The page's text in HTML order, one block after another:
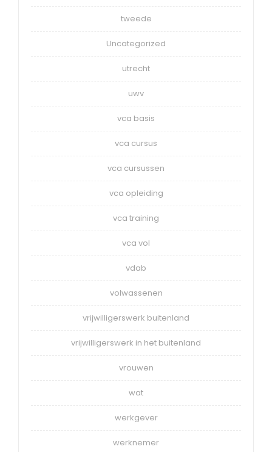
tweede
Uncategorized
utrecht
uwv
vca basis
vca cursus
vca cursussen
vca opleiding
vca training
vca vol
vdab
volwassenen
vrijwilligerswerk buitenland
vrijwilligerswerk in het buitenland
vrouwen
wat
werkgever
werknemer